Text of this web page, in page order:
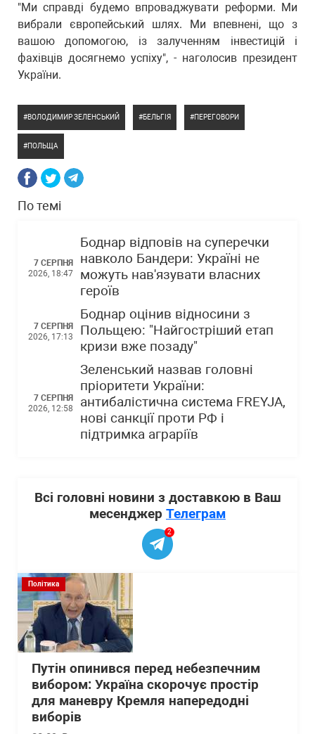
"Ми справді будемо впроваджувати реформи. Ми
вибрали європейський шлях. Ми впевнені, що з
вашою допомогою, із залученням інвестицій і
фахівців досягнемо успіху", - наголосив президент
України.
ВОЛОДИМИР ЗЕЛЕНСЬКИЙ БЕЛЬГІЯ ПЕРЕГОВОРИ
ПОЛЬЩА
По темі
7 СЕРПНЯ
2026, 18:47
Боднар відповів на суперечки
навколо Бандери: Україні не
можуть нав'язувати власних
героїв
7 СЕРПНЯ
2026, 17:13
Боднар оцінив відносини з
Польщею: "Найгостріший етап
кризи вже позаду"
7 СЕРПНЯ
2026, 12:58
Зеленський назвав головні
пріоритети України:
антибалістична система FREYJA,
нові санкції проти РФ і
підтримка аграріїв
Всі головні новини з доставкою в Ваш
месенджер Телеграм
2
Політика
Путін опинився перед небезпечним
вибором: Україна скорочує простір
для маневру Кремля напередодні
виборів